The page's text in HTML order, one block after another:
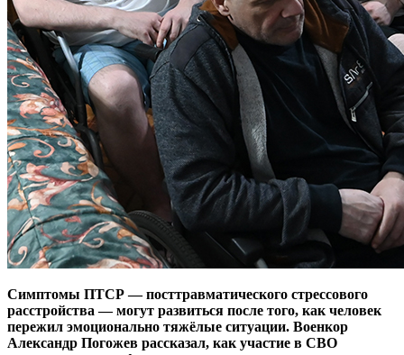
Симптомы ПТСР — посттравматического стрессового
расстройства — могут развиться после того, как человек
пережил эмоционально тяжёлые ситуации. Военкор
Александр Погожев рассказал, как участие в СВО